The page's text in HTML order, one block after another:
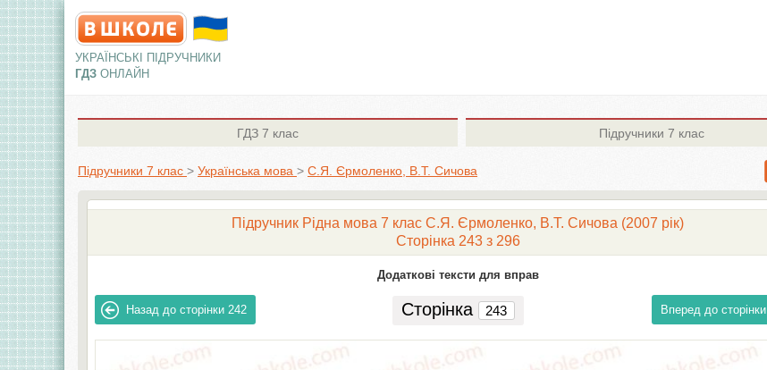
УКРАЇНСЬКІ ПІДРУЧНИКИ
ГДЗ ОНЛАЙН
ГДЗ 7 клас Підручники 7 клас
Підручники 7 клас > Українська мова > С.Я. Єрмоленко, В.Т. Сичова
Підручник Рідна мова 7 клас С.Я. Єрмоленко, В.Т. Сичова (2007 рік)
Сторінка 243 з 296
Додаткові тексти для вправ
Назад до сторінки 242 Сторінка Вперед до сторінки